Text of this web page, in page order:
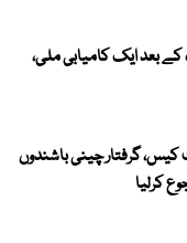
بعد ایک کامیابی ملی،
کیس، گرفتار چینی باشندوں
کرلیا